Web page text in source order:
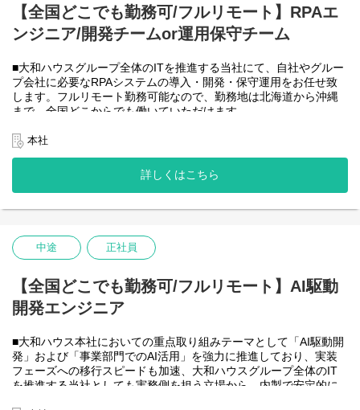
名の
全てに関わるシステムを担っています。
出資は大和ハウス本体になりますが、売上好調かつDX推進の優先
潤沢なリソースのもと、最上流から変革を進めていくことが可能
です。
＜詳細な業務例／基本的な技術仕様＞
業務フローのヒアリングからRPAロボットが代替する要件定義、
シナリオ作成をもとにした開発作業を担当いただきます。導入後
ます。使用ツールの制約があり、1人で1案件を担当します。
使用ツール：
-UiPath
-AI-OCR/DX Suite
-MySQL など
【全国どこでも勤務可/フルリモート】RPAエ
ンジニア/開発チームor運用保守チーム
■大和ハウスグループ全体のITを推進する当社にて、自社やグルー
プ会社に必要なRPAシステムの導入・開発・保守運用をお任せ致
します。フルリモート勤務可能なので、勤務地は北海道から沖縄
まで、全国どこからでも働いていただけます。
せん。
また、働く時間に制限もなく、月160時間の勤務で、午前５時～２
２時までの間であれば、自由な時間に働いていただけます。業務
を途中で中断したり、働く時間を調整できるので、家事、育児、
ることが一番の生産性向上につながると思っておりますのでフル
・開発チーム(６名)
ループ会社に必要なRPA(UiPath)の導入・開発を一人一案件担当し
ていただきヒアリングからお任せします。
工期は短い物だと１カ月から長い物だと半年くらいの物が多いで
・運用保守チーム(２名)
大和ハウスグループ全体のIT・DXを推進する当社にて、自社やグ
ループ会社に導入したRPA(UiPath)の運用、保守、問い合わせ対応
本社
詳しくはこちら
中途 正社員
【全国どこでも勤務可/フルリモート】AI駆動
開発エンジニア
■大和ハウス本社においての重点取り組みテーマとして「AI駆動開
発」および「事業部門でのAI活用」を強力に推進しており、実装
フェーズへの移行スピードも加速、大和ハウスグループ全体のIT
を推進する当社としても実務側を担う立場から、内製で安定的に